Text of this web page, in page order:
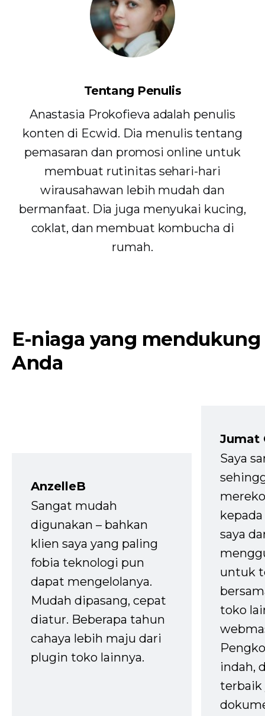
Tentang Penulis
Anastasia Prokofieva adalah penulis
konten di Ecwid. Dia menulis tentang
pemasaran dan promosi online untuk
membuat rutinitas sehari-hari
wirausahawan lebih mudah dan
bermanfaat. Dia juga menyukai kucing,
coklat, dan membuat kombucha di
rumah.
E-niaga yang mendukung
Anda
AnzelleB
Sangat mudah
digunakan – bahkan
klien saya yang paling
fobia teknologi pun
dapat mengelolanya.
Mudah dipasang, cepat
diatur. Beberapa tahun
cahaya lebih maju dari
plugin toko lainnya.
Jumat
Saya
saya
untuk
toko
indah,
terbaik